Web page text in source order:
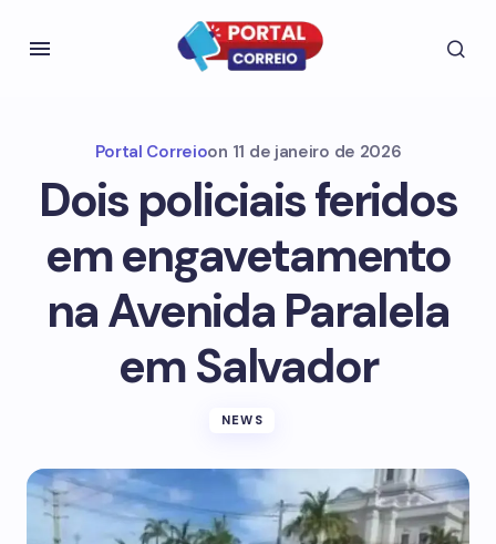
Portal Correioon 11 de janeiro de 2026
Dois policiais feridos
em engavetamento
na Avenida Paralela
em Salvador
NEWS